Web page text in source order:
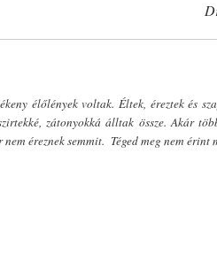
élőlények voltak. Éltek, éreztek és
zátonyokká álltak össze. Akár
éreznek semmit. Téged meg nem érint